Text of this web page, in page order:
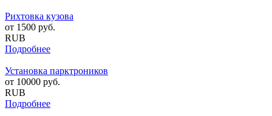
Рихтовка кузова
от 1500 руб.
RUB
Подробнее
Установка парктроников
от 10000 руб.
RUB
Подробнее